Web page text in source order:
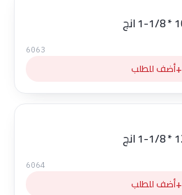
6063
+أضف للطلب
6064
+أضف للطلب